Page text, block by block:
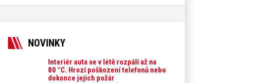
NOVINKY
Interiér auta se v létě rozpálí až na
80 °C. Hrozí poškození telefonů nebo
dokonce jejich požár